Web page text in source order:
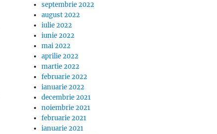
septembrie 2022
august 2022
iulie 2022
iunie 2022
mai 2022
aprilie 2022
martie 2022
februarie 2022
ianuarie 2022
decembrie 2021
noiembrie 2021
februarie 2021
ianuarie 2021